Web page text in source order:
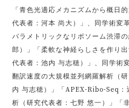
「青色光適応メカニズムから概日
代表者：河本 尚大）」、同学術変
パラメトリックなリボソーム渋滞
郎）」「柔軟な神経らしさを作り
代表者：池内 与志穂）」、同学術
翻訳速度の大規模並列網羅解析（
内 与志穂）」「APEX-Ribo-Seq
析（研究代表者：七野 悠一）」「